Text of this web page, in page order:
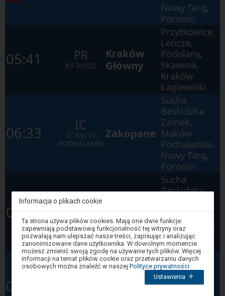
Nowy Targ,
Poronin
05:41 PR
K5 30532
Kraków
Główny
Przytkowice,
Leńcze,
Podolany,
Skawina,
Kraków
Łagiewniki
06:33 IC
IC 83173
PODHALANIN
Zakopane
Sucha
Beskidzka
Zamek,
Maków
Podhalański,
Nowy Targ,
Poronin
06:59 KMŁ
K5P39145
LUXTORPEDA
Zakopane
Sucha
Beskidzka
Maków
Podhalański,
Nowy Targ,
Poronin
07:20
Przytkowice,
Leńcze,
Podolany,
Informacja o plikach cookie
Uwaga,
znajdujesz
się
oknie
modalnym.
celu
Ta strona używa plików cookies. Mają one dwie funkcje:
zapewniają podstawową funkcjonalność tej witryny oraz
pozwalają nam ulepszać nasze treści, zapisując i analizując
zanonimizowane dane użytkownika. W dowolnym momencie
możesz zmienić swoją zgodę na używanie tych plików. Więcej
informacji na temat plików cookie oraz przetwarzaniu danych
osobowych można znaleźć w naszej Polityce prywatności.
Ustawienia